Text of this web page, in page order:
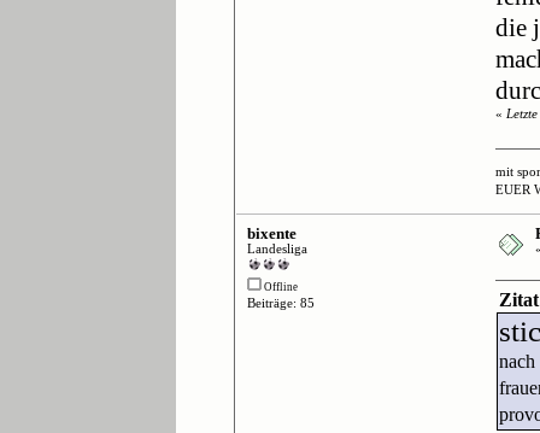
die
«
mit
EUER
bixente
Landesliga
Offline
Beiträge: 85
nach